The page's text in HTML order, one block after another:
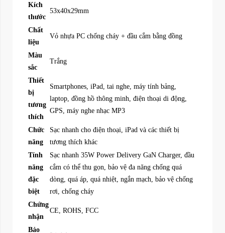
Kích
thước
53x40x29mm
Chất
liệu
Vỏ nhựa PC chống cháy + đầu cắm bằng đồng
Màu
sắc
Trắng
Thiết
bị
tương
thích
Smartphones, iPad, tai nghe, máy tính bảng,
laptop, đồng hồ thông minh, điện thoại di động,
GPS, máy nghe nhạc MP3
Chức
năng
Sạc nhanh cho điện thoại, iPad và các thiết bị
tương thích khác
Tính
năng
đặc
biệt
Sạc nhanh 35W Power Delivery GaN Charger, đầu
cắm có thể thu gọn, bảo vệ đa năng chống quá
dòng, quá áp, quá nhiệt, ngắn mạch, bảo vệ chống
rơi, chống cháy
Chứng
nhận
CE, ROHS, FCC
Bảo